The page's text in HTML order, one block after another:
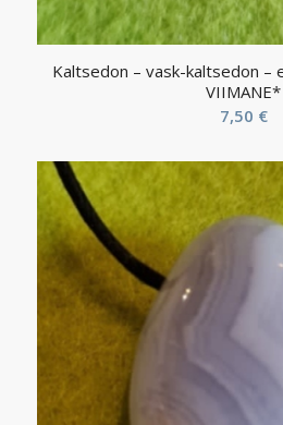
Kaltsedon – vask-kaltsedon –
VIIMANE*
7,50 €